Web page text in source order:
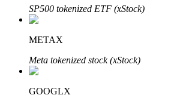
Leningen
SP500 tokenized ETF (xStock)
METAX
Meta tokenized stock (xStock)
GOOGLX